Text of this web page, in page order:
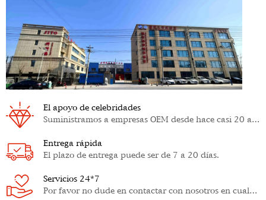
El apoyo de celebridades
Suministramos a empresas OEM desde hace casi 20 años.
Entrega rápida
El plazo de entrega puede ser de 7 a 20 días.
Servicios 24*7
Por favor no dude en contactar con nosotros en cualquier momento.